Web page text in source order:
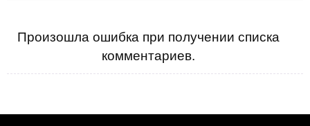
Произошла ошибка при получении списка
комментариев.